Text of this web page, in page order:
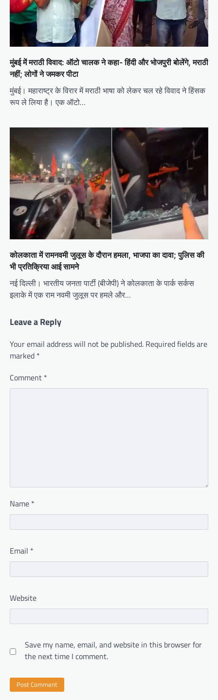
मुंबई में मराठी विवाद: ऑटो चालक ने कहा- हिंदी और भोजपुरी बोलेंगे, मराठी
नहीं; लोगों ने जमकर पीटा
मुंबई। महाराष्ट्र के विरार में मराठी भाषा को लेकर चल रहे विवाद ने हिंसक
रूप ले लिया है। एक ऑटो…
कोलकाता में रामनवमी जुलूस के दौरान हमला, भाजपा का दावा; पुलिस की
भी प्रतिक्रिया आई सामने
नई दिल्ली। भारतीय जनता पार्टी (बीजेपी) ने कोलकाता के पार्क सर्कस
इलाके में एक राम नवमी जुलूस पर हमले और…
Leave a Reply
Your email address will not be published. Required fields are
marked *
Comment *
Name *
Email *
Website
Save my name, email, and website in this browser for
the next time I comment.